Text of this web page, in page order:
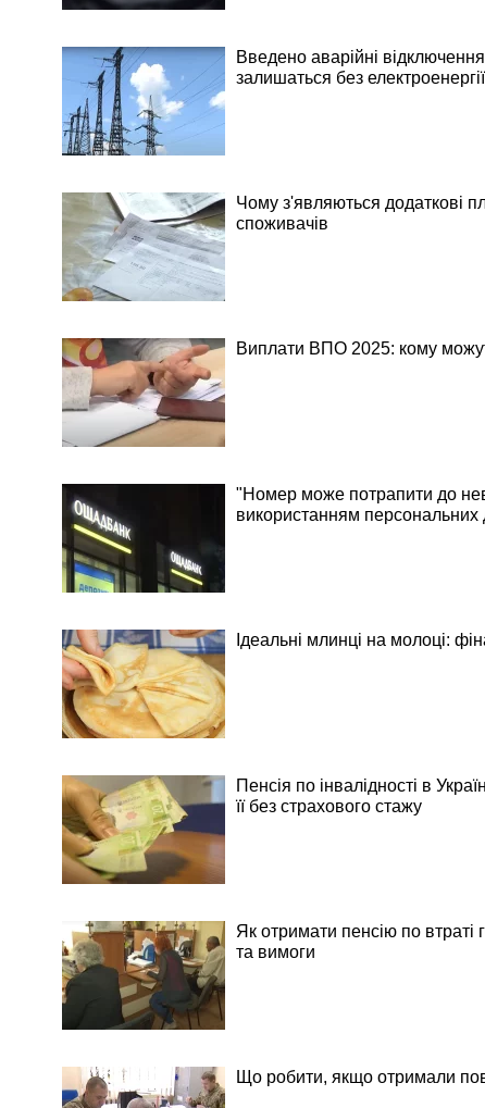
Введено аварійні
залишаться без електроенергії
Чому з'являються додаткові
споживачів
Виплати ВПО 2025: кому
"Номер може потрапити до
використанням персональних
Ідеальні млинці на молоці:
Пенсія по інвалідності в
її без страхового стажу
Як отримати пенсію по втраті
та вимоги
Що робити, якщо отримали